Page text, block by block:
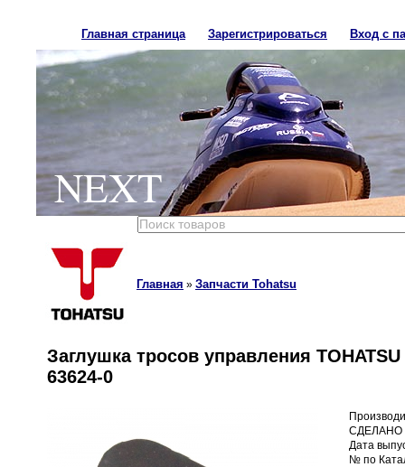
Главная страница Зарегистрироваться Вход с
NEXT
Главная » Запчасти Tohatsu
Заглушка тросов управления
63624-0
СДЕЛАНО
Дата
№ по